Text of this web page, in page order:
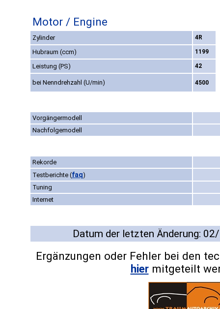
Motor / Engine
Zylinder 4R
Hubraum (ccm) 1199
Leistung (PS) 42
bei Nenndrehzahl (U/min) 4500
Vorgängermodell
Nachfolgemodell
Rekorde
Testberichte (faq)
Tuning
Internet
Datum der letzten Änderung:
Ergänzungen oder Fehler bei den
hiermitgeteilt